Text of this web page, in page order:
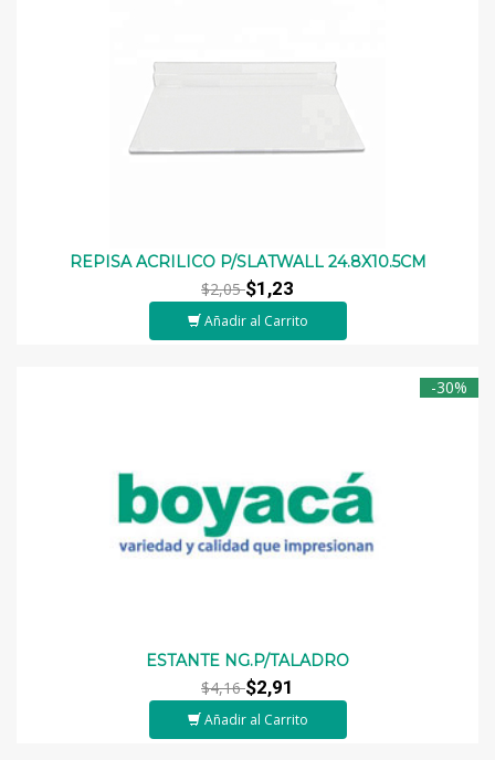
REPISA ACRILICO P/SLATWALL 24.8X10.5CM
$2,05$1,23
Añadir al Carrito
-30%
ESTANTE NG.P/TALADRO
$4,16$2,91
Añadir al Carrito